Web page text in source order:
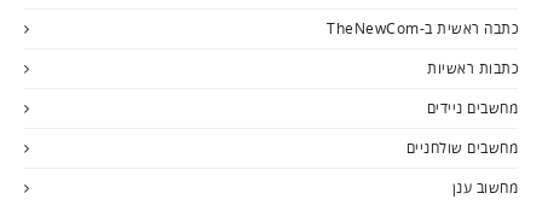
כתבה ראשית ב-TheNewCom
כתבות ראשיות
מחשבים ניידים
מחשבים שולחניים
מחשוב ענן